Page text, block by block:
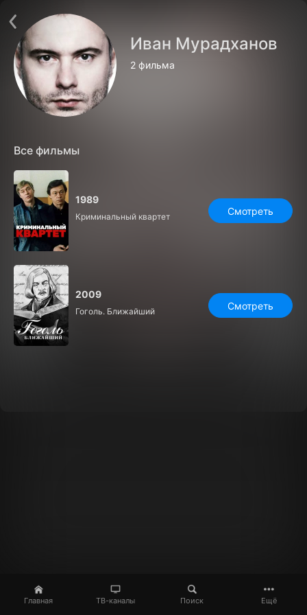
Главная ТВ-каналы Поиск Ещё
Иван Мурадханов
2 фильма
Все фильмы
1989
Криминальный квартет Смотреть
2009
Гоголь. Ближайший Смотреть
О сервисе
Пользовательское соглашение
Политика конфиденциальности
Для партнёров
Открыть приложение
Установить на ТВ
Бесплатные каналы